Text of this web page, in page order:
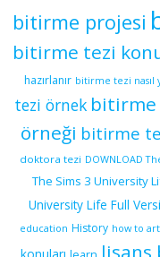
bitirme projesi
bitirme tezi
hazırlanır bitirme tezi nasıl
tezi örnek bitirme
örneği bitirme
doktora tezi DOWNLOAD
The Sims 3 University
University Life Full
education History how to
konuları